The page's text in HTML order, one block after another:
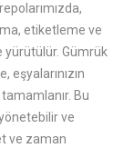
etiketleme ve
yürütülür. Gümrük
Bu
ve
ve zaman